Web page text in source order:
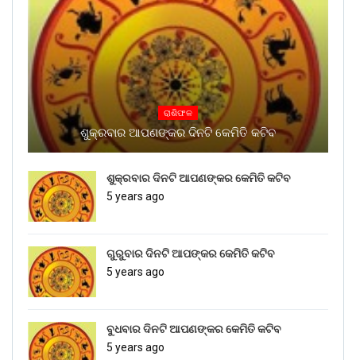
ରାଶିଫଳ
ଶୁକ୍ରବାର ଆପଣଙ୍କର ଦିନଟି କେମିତି କଟିବ
ଶୁକ୍ରବାର ଦିନଟି ଆପଣଙ୍କର କେମିତି କଟିବ
5 years ago
ଗୁରୁବାର ଦିନଟି ଆପଙ୍କର କେମିତି କଟିବ
5 years ago
ବୁଧବାର ଦିନଟି ଆପଣଙ୍କର କେମିତି କଟିବ
5 years ago